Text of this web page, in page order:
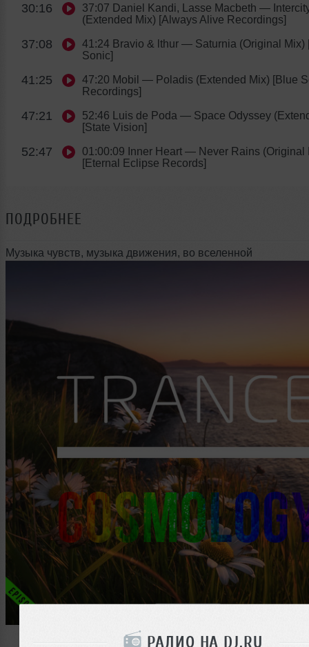
РАДИО НА DJ.RU
30:16 37:07 Daniel Kandi, Lasse Macbeth —
(Extended Mix) [Always Alive Recordings]
37:08 41:24 Bravio & lthur — Saturnia (Original Mix)
Sonic]
41:25 47:20 Mobil — Poladis (Extended Mix) [Blue
Recordings]
47:21 52:46 Luis de Poda — Space Odyssey
[State Vision]
52:47 01:00:09 Inner Heart — Never Rains (Original
[Eternal Eclipse Records]
ПОДРОБНЕЕ
Музыка чувств, музыка движения, во вселенной